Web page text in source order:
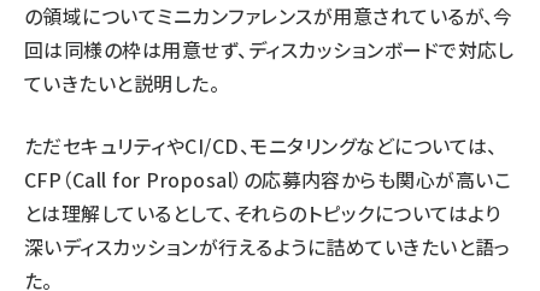
の領域についてミニカンファレンスが用意されているが、今
回は同様の枠は用意せず、ディスカッションボードで対応し
ていきたいと説明した。
ただセキュリティやCI/CD、モニタリングなどについては、
CFP（Call for Proposal）の応募内容からも関心が高いこ
とは理解しているとして、それらのトピックについてはより
深いディスカッションが行えるように詰めていきたいと語っ
た。